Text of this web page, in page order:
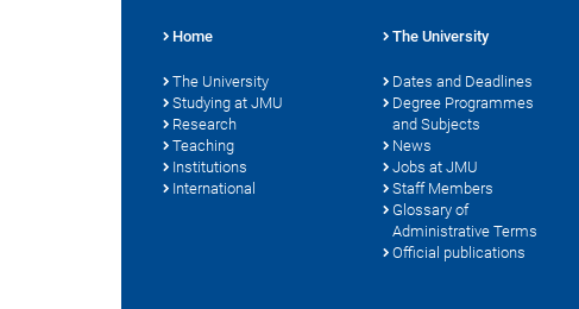
Home
The University
Studying at JMU
Research
Teaching
Institutions
International
The University
Dates and Deadlines
Degree Programmes
and Subjects
News
Jobs at JMU
Staff Members
Glossary of
Administrative Terms
Official publications